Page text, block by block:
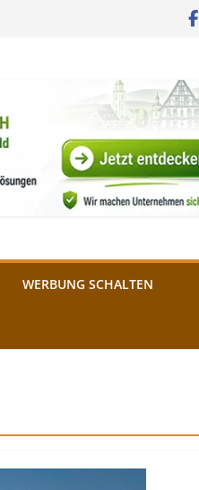
WERBUNG SCHALTEN